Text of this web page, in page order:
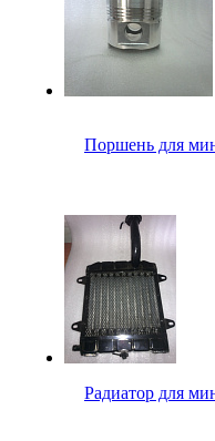
Поршень для
Радиатор для